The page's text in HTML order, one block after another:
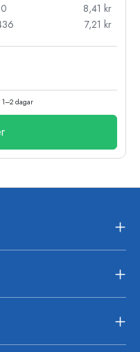
8,41 kr
7,21 kr
1–2 dagar